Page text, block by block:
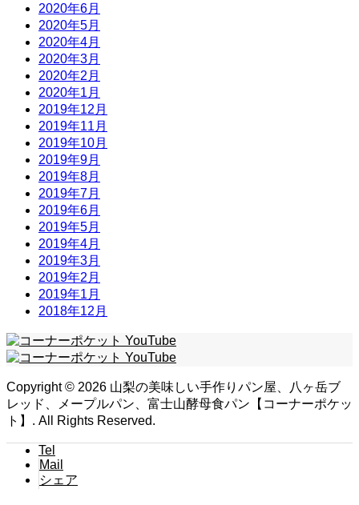
2020年6月
2020年5月
2020年4月
2020年3月
2020年2月
2020年1月
2019年12月
2019年11月
2019年10月
2019年9月
2019年8月
2019年7月
2019年6月
2019年5月
2019年4月
2019年3月
2019年2月
2019年1月
2018年12月
Copyright © 2026 山梨の美味しい手作りパン屋、八ヶ岳ブ
レッド、メープルパン、富士山酵母食パン【コーナーポケッ
ト】. All Rights Reserved.
Tel
Mail
シェア